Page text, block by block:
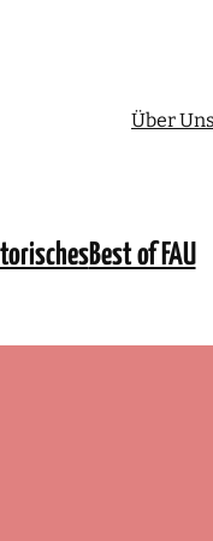
Über
Best of FAU